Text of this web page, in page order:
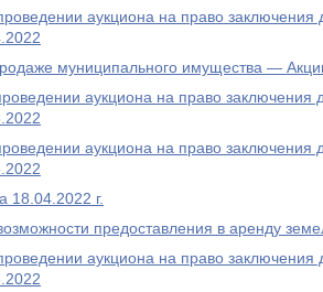
аукциона на право заключения
муниципального имущества —
аукциона на право заключения
аукциона на право заключения
18.04.2022 г.
предоставления в аренду
аукциона на право заключения